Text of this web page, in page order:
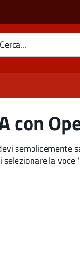
Cerca...
con
semplicemente
la voce "